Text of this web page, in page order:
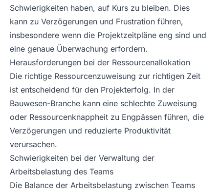
Schwierigkeiten haben, auf Kurs zu bleiben. Dies
kann zu Verzögerungen und Frustration führen,
insbesondere wenn die Projektzeitpläne eng sind und
eine genaue Überwachung erfordern.
Herausforderungen bei der Ressourcenallokation
Die richtige Ressourcenzuweisung zur richtigen Zeit
ist entscheidend für den Projekterfolg. In der
Bauwesen-Branche kann eine schlechte Zuweisung
oder Ressourcenknappheit zu Engpässen führen, die
Verzögerungen und reduzierte Produktivität
verursachen.
Schwierigkeiten bei der Verwaltung der
Arbeitsbelastung des Teams
Die Balance der Arbeitsbelastung zwischen Teams